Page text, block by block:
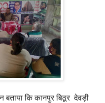
बताया कि कानपुर बिठूर देवड़ी